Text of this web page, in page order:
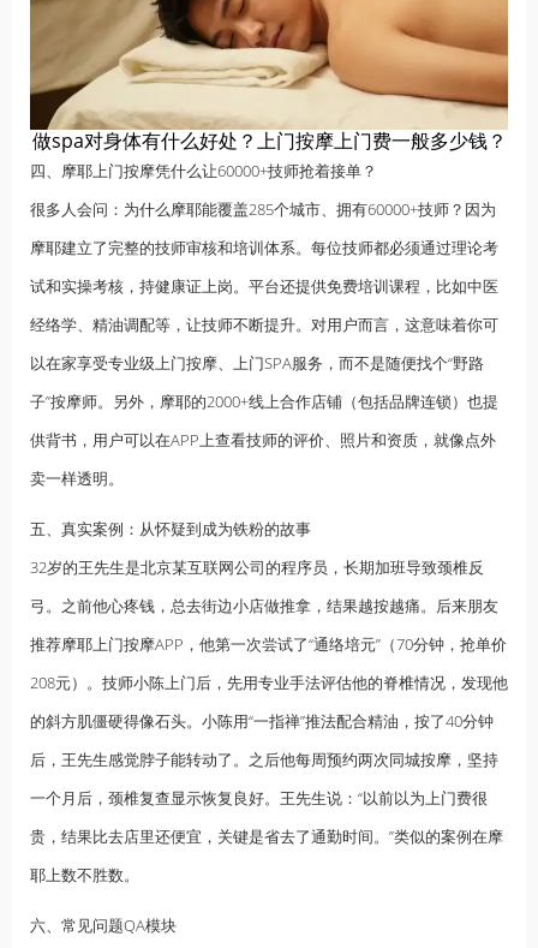
做spa对身体有什么好处？上门按摩上门费一般多少钱？
四、摩耶上门按摩凭什么让60000+技师抢着接单？
很多人会问：为什么摩耶能覆盖285个城市、拥有60000+技师？因为
摩耶建立了完整的技师审核和培训体系。每位技师都必须通过理论考
试和实操考核，持健康证上岗。平台还提供免费培训课程，比如中医
经络学、精油调配等，让技师不断提升。对用户而言，这意味着你可
以在家享受专业级上门按摩、上门SPA服务，而不是随便找个“野路
子”按摩师。另外，摩耶的2000+线上合作店铺（包括品牌连锁）也提
供背书，用户可以在APP上查看技师的评价、照片和资质，就像点外
卖一样透明。
五、真实案例：从怀疑到成为铁粉的故事
32岁的王先生是北京某互联网公司的程序员，长期加班导致颈椎反
弓。之前他心疼钱，总去街边小店做推拿，结果越按越痛。后来朋友
推荐摩耶上门按摩APP，他第一次尝试了“通络培元”（70分钟，抢单价
208元）。技师小陈上门后，先用专业手法评估他的脊椎情况，发现他
的斜方肌僵硬得像石头。小陈用“一指禅”推法配合精油，按了40分钟
后，王先生感觉脖子能转动了。之后他每周预约两次同城按摩，坚持
一个月后，颈椎复查显示恢复良好。王先生说：“以前以为上门费很
贵，结果比去店里还便宜，关键是省去了通勤时间。”类似的案例在摩
耶上数不胜数。
六、常见问题QA模块